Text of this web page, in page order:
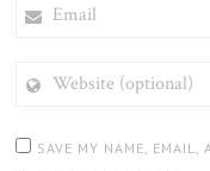
(OPTIONAL)
SAVE MY NAME, EMAIL,